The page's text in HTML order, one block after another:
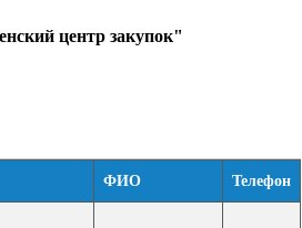
центр закупок"
ФИО Телефон